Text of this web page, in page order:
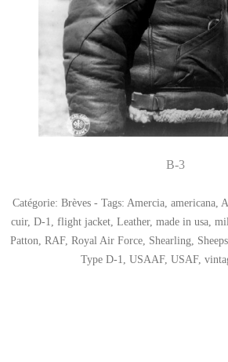
B-3
Catégorie: Brèves- Tags: Amercia, americana,
cuir, D-1, flight jacket, Leather, made in usa,
Patton, RAF, Royal Air Force, Shearling,
Type D-1, USAAF, USAF,